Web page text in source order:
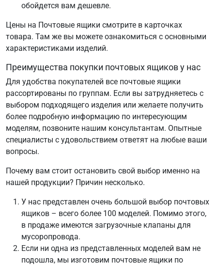
обойдется вам дешевле.
Цены на Почтовые ящики смотрите в карточках
товара. Там же вы можете ознакомиться с основными
характеристиками изделий.
Преимущества покупки почтовых ящиков у нас
Для удобства покупателей все почтовые ящики
рассортированы по группам. Если вы затрудняетесь с
выбором подходящего изделия или желаете получить
более подробную информацию по интересующим
моделям, позвоните нашим консультантам. Опытные
специалисты с удовольствием ответят на любые ваши
вопросы.
Почему вам стоит остановить свой выбор именно на
нашей продукции? Причин несколько.
У нас представлен очень большой выбор почтовых
ящиков – всего более 100 моделей. Помимо этого,
в продаже имеются загрузочные клапаны для
мусоропровода.
Если ни одна из представленных моделей вам не
подошла, мы изготовим почтовые ящики по